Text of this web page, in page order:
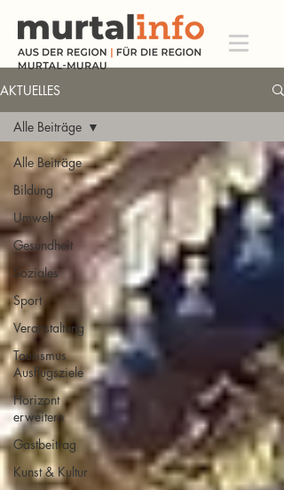
AKTUELLES
Alle Beiträge
Bildung
Umwelt
Gesundheit
Soziales
Sport
Veranstaltung
Tourismus
Ausflugsziele
Horizont
erweitern
Gastbeitrag
Kunst & Kultur
Alle Beiträge